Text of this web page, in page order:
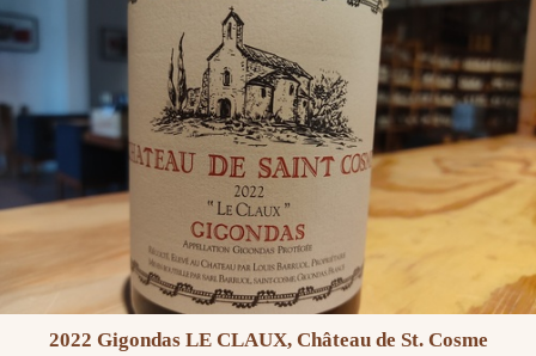
2022 Gigondas LE CLAUX, Château de St. Cosme